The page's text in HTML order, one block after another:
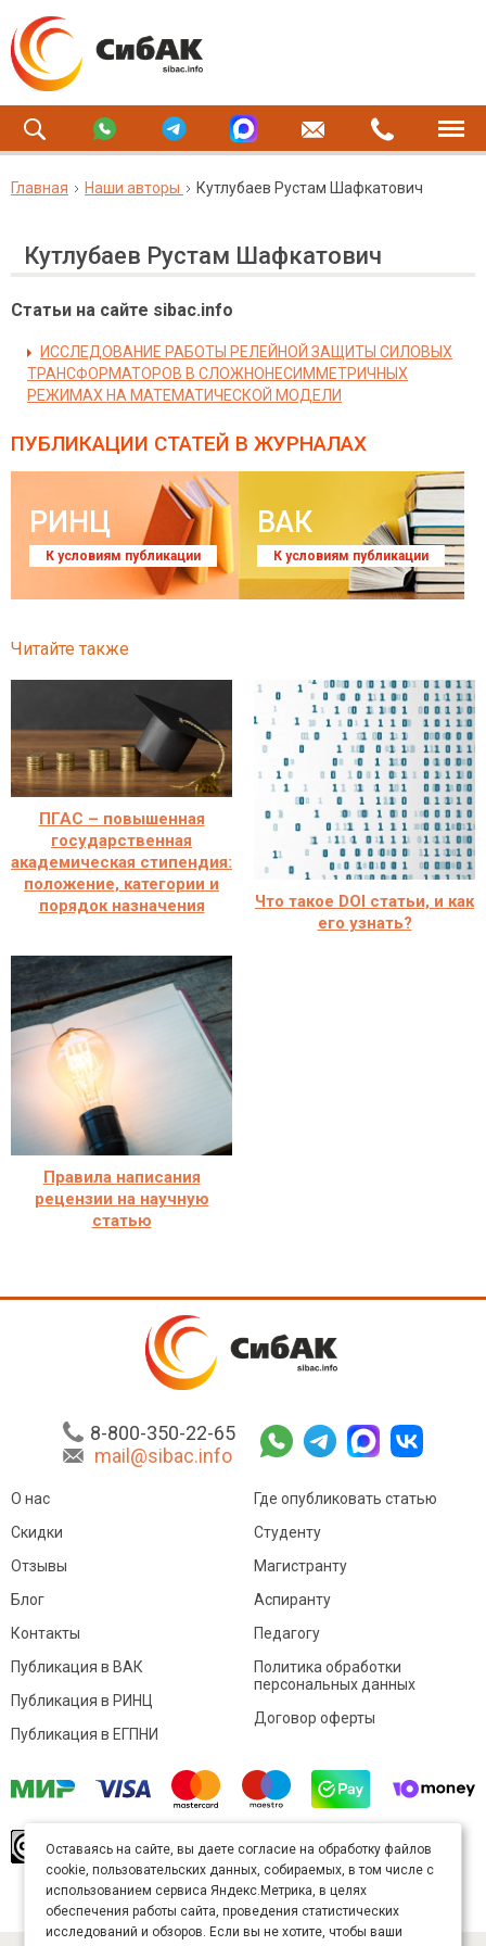
Главная Наши авторы Кутлубаев Рустам Шафкатович
Кутлубаев Рустам Шафкатович
Статьи на сайте sibac.info
ИССЛЕДОВАНИЕ РАБОТЫ РЕЛЕЙНОЙ ЗАЩИТЫ СИЛОВЫХ
ТРАНСФОРМАТОРОВ В СЛОЖНОНЕСИММЕТРИЧНЫХ
РЕЖИМАХ НА МАТЕМАТИЧЕСКОЙ МОДЕЛИ
ПУБЛИКАЦИИ СТАТЕЙ В ЖУРНАЛАХ
РИНЦ
К условиям публикации
ВАК
К условиям публикации
Читайте также
ПГАС – повышенная
государственная
академическая стипендия:
положение, категории и
порядок назначения
Что такое DOI статьи, и как
его узнать?
Правила написания
рецензии на научную
статью
8-800-350-22-65
mail@sibac.info
О нас
Скидки
Отзывы
Блог
Контакты
Где опубликовать статью
Студенту
Магистранту
Аспиранту
Педагогу
Публикация в ВАК
Публикация в РИНЦ
Публикация в ЕГПНИ
Политика обработки
персональных данных
Договор оферты
произведение доступно полицензии Creative
Commons «Attribution» («Атрибуция») 4.0
Непортированная.
Карта сайта
Оставаясь на сайте, вы даете согласие на обработку файлов
cookie, пользовательских данных, собираемых, в том числе с
использованием сервиса Яндекс.Метрика, в целях
обеспечения работы сайта, проведения статистических
исследований и обзоров. Если вы не хотите, чтобы ваши